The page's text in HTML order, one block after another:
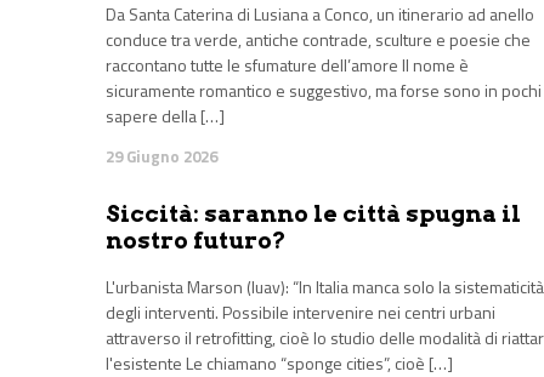
Da Santa Caterina di Lusiana a Conco, un itinerario ad anello
conduce tra verde, antiche contrade, sculture e poesie che
raccontano tutte le sfumature dell’amore Il nome è
sicuramente romantico e suggestivo, ma forse sono in
sapere della […]
29 Giugno 2026
Siccità: saranno le città spugna il
nostro futuro?
L'urbanista Marson (Iuav): “In Italia manca solo la sistematicità
degli interventi. Possibile intervenire nei centri urbani
attraverso il retrofitting, cioè lo studio delle modalità di
l'esistente Le chiamano “sponge cities”, cioè […]